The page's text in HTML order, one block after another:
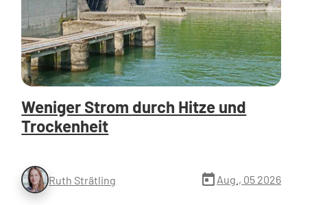
Weniger Strom durch Hitze und
Trockenheit
Ruth Strätling today Aug., 05 2026